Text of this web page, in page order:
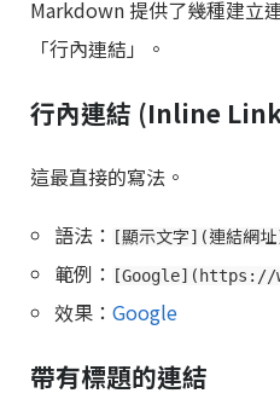
Markdown 提供了幾種建立
「行內連結」。
行內連結 (Inline
這最直接的寫法。
語法：
[顯示文字](連結網
範例： [Google](https://
效果： Google
帶有標題的連結